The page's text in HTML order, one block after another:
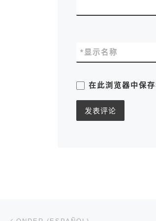
显示名称
*
在此浏览器中保
文章导航